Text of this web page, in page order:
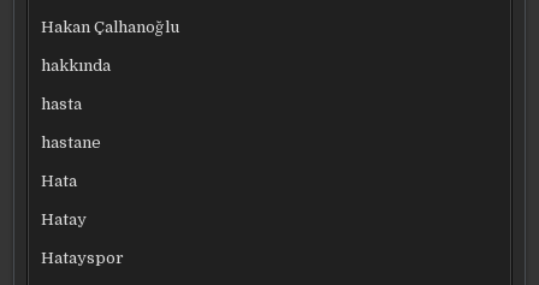
Hakan Çalhanoğlu
hakkında
hasta
hastane
Hata
Hatay
Hatayspor